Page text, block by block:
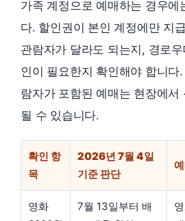
가족 계정으로 예매하는 경우에
다. 할인권이 본인 계정에만 지
관람자가 달라도 되는지, 경로
인이 필요한지 확인해야 합니
람자가 포함된 예매는 현장에서
될 수 있습니다.
확인 항
목
2026년 7월 4일
기준 판단
영화
7월 13일부터 배